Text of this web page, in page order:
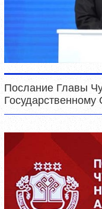
Послание Главы
Государственному